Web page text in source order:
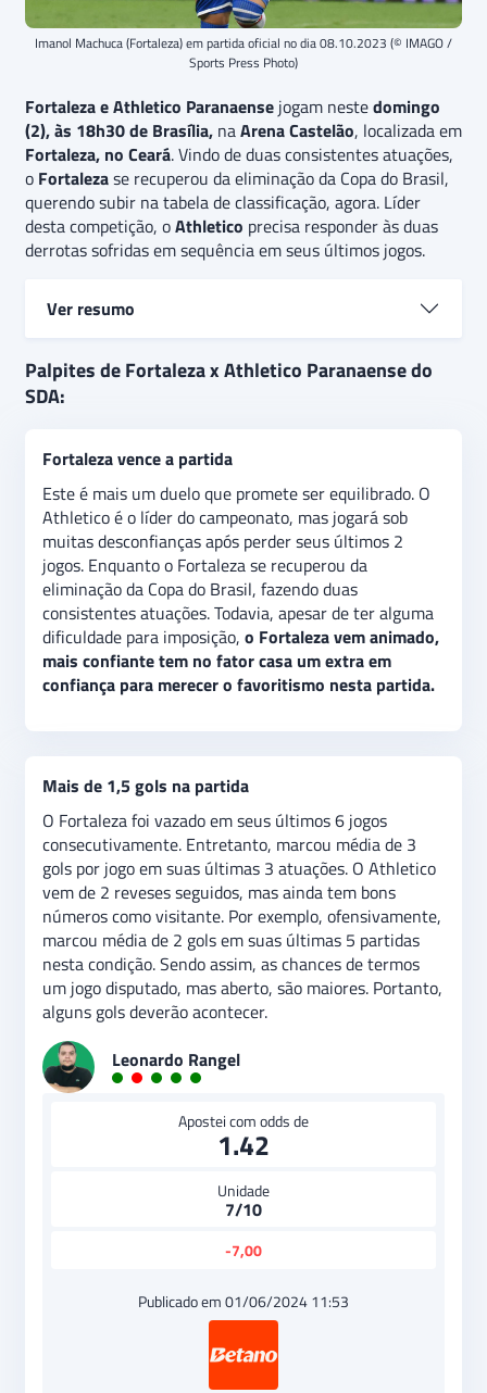
Imanol Machuca (Fortaleza) em partida oficial no dia 08.10.2023 (© IMAGO /
Sports Press Photo)
Fortaleza e Athletico Paranaense jogam nestedomingo
(2), às 18h30 de Brasília, naArena Castelão, localizada em
Fortaleza, no Ceará. Vindo de duas consistentes atuações,
o Fortalezase recuperou da eliminação da Copa do Brasil,
querendo subir na tabela de classificação, agora. Líder
desta competição, oAthletico precisa responder às duas
derrotas sofridas em sequência em seus últimos jogos.
Ver resumo
Fortaleza e Athletico Paranaense se enfrentam pela
7ª rodada do Brasileirão 2024. O Fortaleza venceu
com o sinal de alerta ligado, tendo perdido seus
últimos 2 jogos disputados.O palpite é de vitória do
Fortaleza, apostando em seu momento de maior
consistência. Além disso, há a expectativa de que a
partida tenha pelo menos dois gols, indicando uma
aposta de “acima de 1,5 gols” no jogo.
Palpites de Fortaleza x Athletico Paranaense do
SDA:
Fortaleza vence a partida
Este é mais um duelo que promete ser equilibrado. O
Athletico é o líder do campeonato, mas jogará sob
muitas desconfianças após perder seus últimos 2
jogos. Enquanto o Fortaleza se recuperou da
eliminação da Copa do Brasil, fazendo duas
consistentes atuações. Todavia, apesar de ter alguma
dificuldade para imposição, o Fortaleza vem animado,
mais confiante tem no fator casa um extra em
confiança para merecer o favoritismo nesta partida.
Mais de 1,5 gols na partida
O Fortaleza foi vazado em seus últimos 6 jogos
consecutivamente. Entretanto, marcou média de 3
gols por jogo em suas últimas 3 atuações. O Athletico
vem de 2 reveses seguidos, mas ainda tem bons
números como visitante. Por exemplo, ofensivamente,
marcou média de 2 gols em suas últimas 5 partidas
nesta condição. Sendo assim, as chances de termos
um jogo disputado, mas aberto, são maiores. Portanto,
alguns gols deverão acontecer.
Leonardo Rangel
Apostei com odds de
1.42
Unidade
7/10
-7,00
Publicado em 01/06/2024 11:53